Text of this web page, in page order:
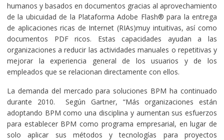
humanos y basados en documentos gracias al aprovechamiento
de la ubicuidad de la Plataforma Adobe Flash® para la entrega
de aplicaciones ricas de Internet (RIAs)muy intuitivas, así como
documentos PDF ricos. Estas capacidades ayudan a las
organizaciones a reducir las actividades manuales o repetitivas y
mejorar la experiencia general de los usuarios y de los
empleados que se relacionan directamente con ellos.
La demanda del mercado para soluciones BPM ha continuado
durante 2010. Según Gartner, “Más organizaciones están
adoptando BPM como una disciplina y aumentan sus esfuerzos
para establecer BPM como programa empresarial, en lugar de
solo aplicar sus métodos y tecnologías para proyectos